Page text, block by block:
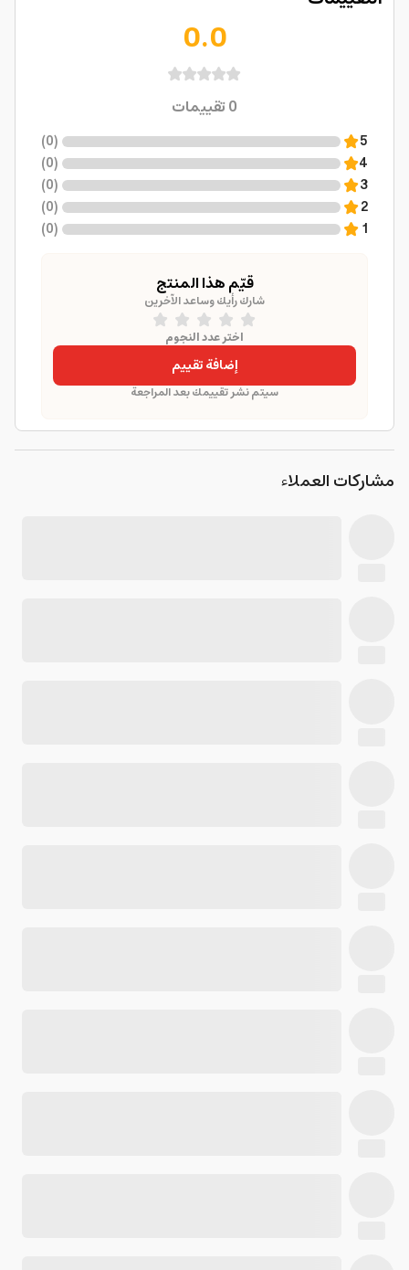
0.0
0تقييمات
5
(
0
)
4
(
0
)
3
(
0
)
2
(
0
)
1
(
0
)
قيّم هذا المنتج
شارك رأيك وساعد الآخرين
اختر عدد النجوم
إضافة تقييم
سيتم نشر تقييمك بعد المراجعة
مشاركات العملاء